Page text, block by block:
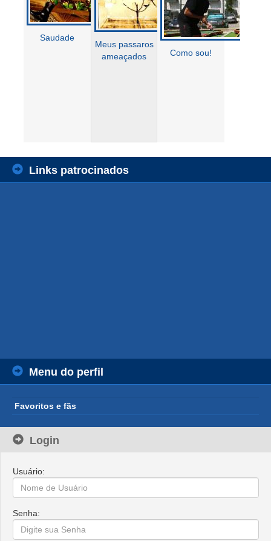
Saudade
Meus passaros
ameaçados
Como sou!
Links patrocinados
Menu do perfil
Favoritos e fãs
Login
Usuário:
Senha: